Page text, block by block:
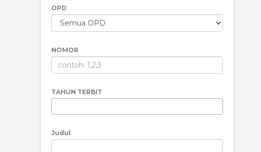
OPD
NOMOR
TAHUN TERBIT
Judul